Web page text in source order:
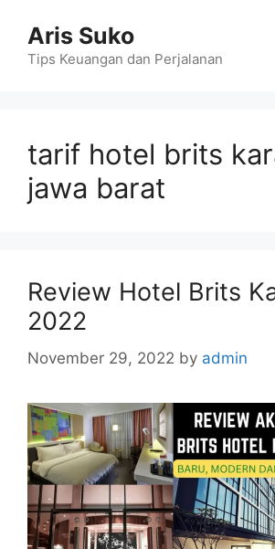
content
Aris Suko
Tips Keuangan dan Perjalanan
tarif hotel brits
jawa barat
Review Hotel Brits
2022
November 29, 2022 by admin